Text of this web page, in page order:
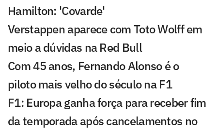
Hamilton: 'Covarde'
Verstappen aparece com Toto Wolff em
meio a dúvidas na Red Bull
Com 45 anos, Fernando Alonso é o
piloto mais velho do século na F1
F1: Europa ganha força para receber fim
da temporada após cancelamentos no